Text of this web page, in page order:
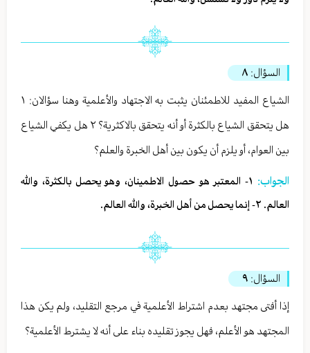
السؤال: ٨
الشياع المفيد للاطمئنان يثبت به الاجتهاد والأعلمية وهنا سؤالان: ١
هل يتحقق الشياع بالكثرة أو أنه يتحقق بالاكثرية؟ ٢ هل يكفي الشياع
بين العوام، أو يلزم أن يكون بين أهل الخبرة والعلم؟
الجواب:
١- المعتبر هو حصول الاطمينان، وهو يحصل بالكثرة، والله
العالم. ٢- إنما يحصل من أهل الخبرة، والله العالم.
السؤال: ٩
إذا أفتى مجتهد بعدم اشتراط الأعلمية في مرجع التقليد، ولم يكن هذا
المجتهد هو الأعلم، فهل يجوز تقليده بناء على أنه لا يشترط الأعلمية؟